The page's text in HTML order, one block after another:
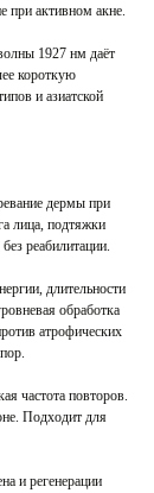
при активном акне.
1927 нм даёт
короткую
и азиатской
дермы при
лица, подтяжки
реабилитации.
длительности
обработка
атрофических
частота повторов.
Подходит для
и регенерации